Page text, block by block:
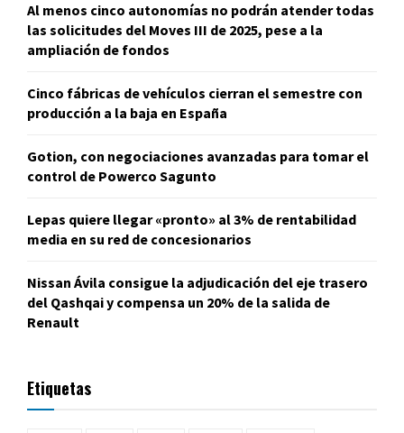
Al menos cinco autonomías no podrán atender todas
las solicitudes del Moves III de 2025, pese a la
ampliación de fondos
Cinco fábricas de vehículos cierran el semestre con
producción a la baja en España
Gotion, con negociaciones avanzadas para tomar el
control de Powerco Sagunto
Lepas quiere llegar «pronto» al 3% de rentabilidad
media en su red de concesionarios
Nissan Ávila consigue la adjudicación del eje trasero
del Qashqai y compensa un 20% de la salida de
Renault
Etiquetas